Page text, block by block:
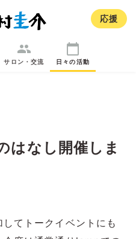
group
サロン・交流
calendar_today
日々の活動
応援
はなし開催しま
てトークイベントにも